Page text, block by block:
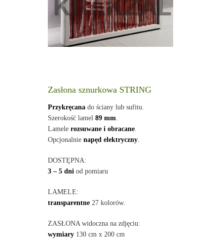
Zasłona sznurkowa STRING
Przykręcanado ściany lub sufitu.
Szerokość lamel 89 mm.
Lamele rozsuwane i obracane.
Opcjonalnie napęd elektryczny.
DOSTĘPNA:
3 – 5 dniod pomiaru
LAMELE:
transparentne27 kolorów.
ZASŁONA widoczna na zdjęciu:
wymiary130 cm x 200 cm